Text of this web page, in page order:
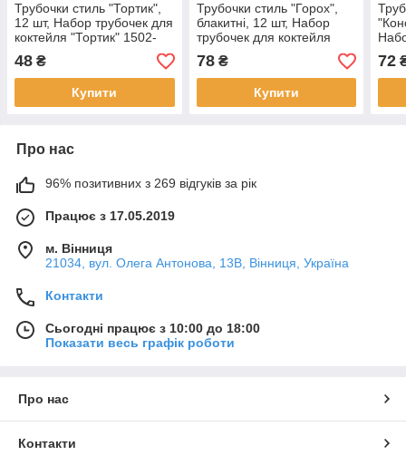
Трубочки стиль "Тортик",
12 шт, Набор трубочек для
коктейля "Тортик" 1502-
4386
48 ₴
Купити
Трубочки стиль "Горох",
блакитні, 12 шт, Набор
трубочек для коктейля
"Горох" 1502-3954
78₴
Купити
72
Про нас
96% позитивних з 269 відгуків за рік
Працює з 17.05.2019
м. Вінниця
21034, вул. Олега Антонова, 13В, Вінниця, Україна
Контакти
Сьогодні працює з 10:00 до 18:00
Показати весь графік роботи
Про нас
Контакти